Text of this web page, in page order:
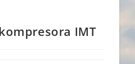
IMT